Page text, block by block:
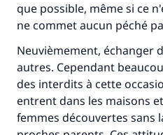
que possible, même si ce
ne commet aucun péché
Neuvièmement, échanger
autres. Cependant
des interdits à cette
entrent dans les maisons
femmes découvertes sans